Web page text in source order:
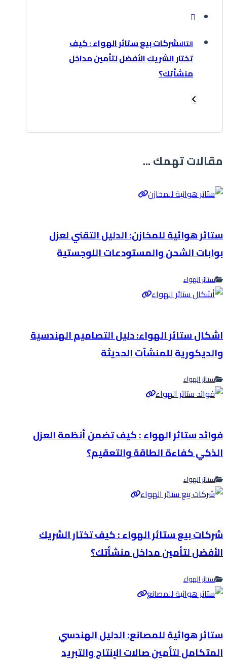
التالىشركات بيع ستائر الهواء : كيف
تختار الشريك الأفضل لتأمين مداخل
منشأتك؟
مقالات تهمك ...
ستائر هوائية للمخازن: الدليل التقني لعزل
بوابات الشحن والمستودعات اللوجستية
ستائر الهواء
اشكال ستائر الهواء: دليل التصاميم الهندسية
والديكورية للمنشآت الحديثة
ستائر الهواء
فوائد ستائر الهواء : كيف تضمن أنظمة العزل
الذكي كفاءة الطاقة والتعقيم؟
ستائر الهواء
شركات بيع ستائر الهواء : كيف تختار الشريك
الأفضل لتأمين مداخل منشأتك؟
ستائر الهواء
ستائر هوائية للمصانع: الدليل الهندسي
المتكامل لتأمين صالات الإنتاج والتبريد